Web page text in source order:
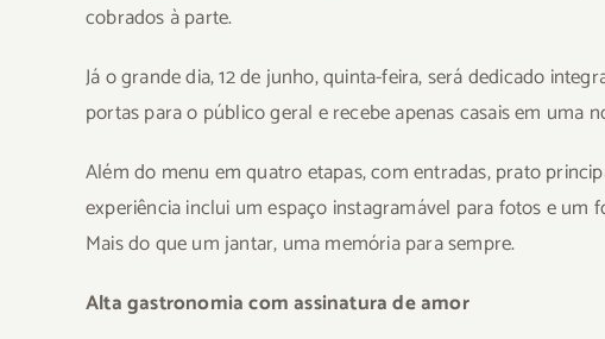
cobrados à parte.
Já o grande dia, 12 de junho, quinta-feira, será dedicado
portas para o público geral e recebe apenas casais em uma
Além do menu em quatro etapas, com entradas, prato
experiência inclui um espaço instagramável para fotos e
Mais do que um jantar, uma memória para sempre.
Alta gastronomia com assinatura de amor